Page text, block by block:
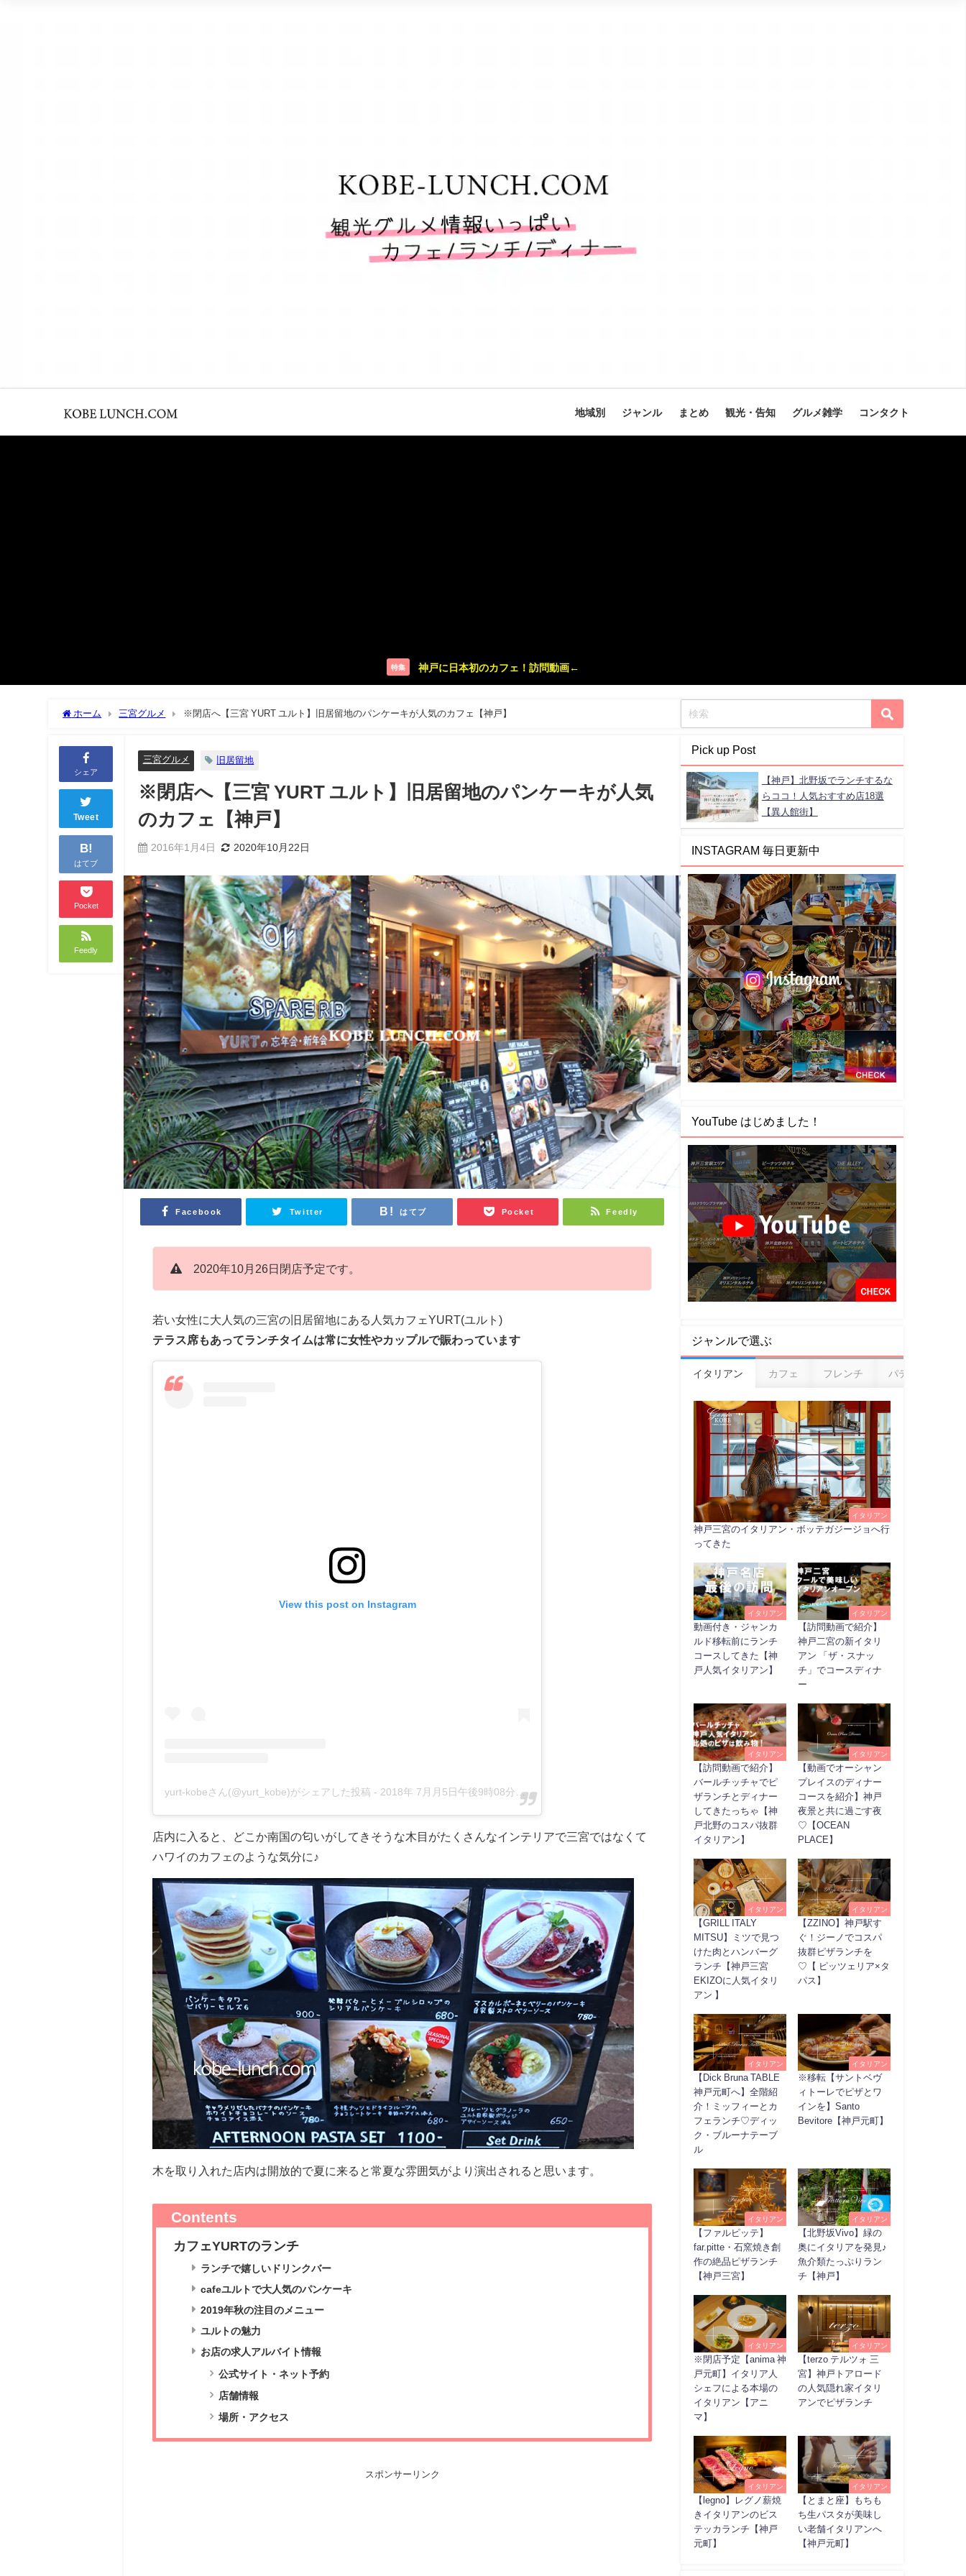
地域別 ジャンル まとめ 観光・告知 グルメ雑学 コンタクト
特集 神戸に日本初のカフェ！訪問動画←
ホーム 三宮グルメ ※閉店へ【三宮 YURT ユルト】旧居留地のパンケーキが人気のカフェ【神戸】
シェア
Tweet
B!
はてブ
Pocket
Feedly
三宮グルメ 旧居留地
※閉店へ【三宮 YURT ユルト】旧居留地のパンケーキが人気
のカフェ【神戸】
2016年1月4日 2020年10月22日
Facebook Twitter はてブ Pocket Feedly
2020年10月26日閉店予定です。
若い女性に大人気の三宮の旧居留地にある人気カフェYURT(ユルト)
テラス席もあってランチタイムは常に女性やカップルで賑わっています
View this post on Instagram
yurt-kobeさん(@yurt_kobe)がシェアした投稿 - 2018年 7月月5日午後9時08分PDT
店内に入ると、どこか南国の匂いがしてきそうな木目がたくさんなインテリアで三宮ではなくて
ハワイのカフェのような気分に♪
木を取り入れた店内は開放的で夏に来ると常夏な雰囲気がより演出されると思います。
Contents
カフェYURTのランチ
ランチで嬉しいドリンクバー
cafeユルトで大人気のパンケーキ
2019年秋の注目のメニュー
ユルトの魅力
お店の求人アルバイト情報
公式サイト・ネット予約
店舗情報
場所・アクセス
スポンサーリンク
Pick up Post
【神戸】北野坂でランチするな
らココ！人気おすすめ店18選
【異人館街】
INSTAGRAM 毎日更新中
YouTube はじめました！
ジャンルで選ぶ
イタリアン カフェ フレンチ パティスリー
イタリアン
神戸三宮のイタリアン・ボッテガジージョへ行
ってきた
イタリアン
動画付き・ジャンカ
ルド移転前にランチ
コースしてきた【神
戸人気イタリアン】
イタリアン
【訪問動画で紹介】
神戸二宮の新イタリ
アン 「ザ・スナッ
チ」でコースディナ
ー
イタリアン
【訪問動画で紹介】
バールチッチャでピ
ザランチとディナー
してきたっちゃ【神
戸北野のコスパ抜群
イタリアン】
イタリアン
【動画でオーシャン
プレイスのディナー
コースを紹介】神戸
夜景と共に過ごす夜
♡【OCEAN
PLACE】
イタリアン
【GRILL ITALY
MITSU】ミツで見つ
けた肉とハンバーグ
ランチ【神戸三宮
EKIZOに人気イタリ
アン 】
イタリアン
【ZZINO】神戸駅す
ぐ！ジーノでコスパ
抜群ピザランチを
♡【 ピッツェリア×タ
パス】
イタリアン
【Dick Bruna TABLE
神戸元町へ】全階紹
介！ミッフィーとカ
フェランチ♡ディッ
ク・ブルーナテーブ
ル
イタリアン
※移転【サントベヴ
ィトーレでピザとワ
インを】Santo
Bevitore【神戸元町】
イタリアン
【ファルピッテ】
far.pitte・石窯焼き創
作の絶品ピザランチ
【神戸三宮】
イタリアン
【北野坂Vivo】緑の
奥にイタリアを発見♪
魚介類たっぷりラン
チ【神戸】
イタリアン
※閉店予定【anima 神
戸元町】イタリア人
シェフによる本場の
イタリアン【アニ
マ】
イタリアン
【terzo テルツォ 三
宮】神戸トアロード
の人気隠れ家イタリ
アンでピザランチ
イタリアン
【legno】レグノ薪焼
きイタリアンのビス
テッカランチ【神戸
元町】
イタリアン
【とまと座】もちも
ち生パスタが美味し
い老舗イタリアンへ
【神戸元町】